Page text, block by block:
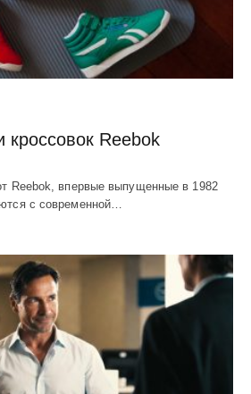
Reebok
Reebok, впервые выпущенные в 1982
с современной…